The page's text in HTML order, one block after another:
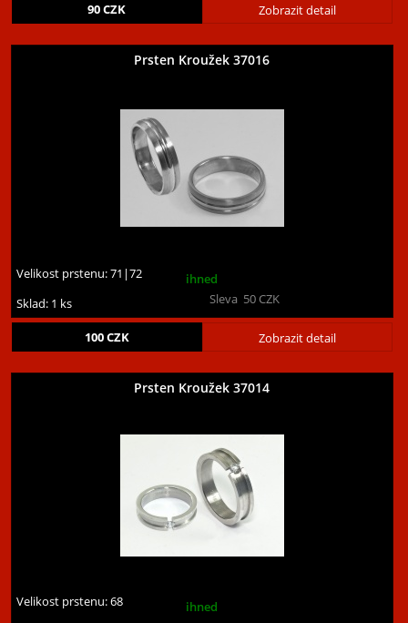
Zobrazit detail
90CZK
Prsten Kroužek 37016
Velikost prstenu:71|72
ihned
Sklad: 1 ks
Zobrazit detail
100CZK
Sleva 50CZK
Prsten Kroužek 37014
Velikost prstenu:68
ihned